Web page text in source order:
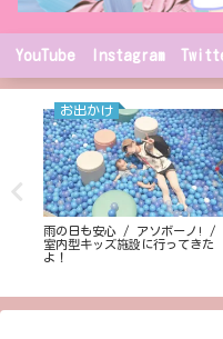
YouTube Instagram
お出かけ
雨の日も安心 / アソボーノ! /
室内型キッズ施設に行ってきた
よ！